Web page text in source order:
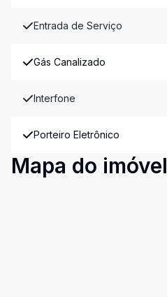
Entrada de Serviço
Gás Canalizado
Interfone
Porteiro Eletrônico
Mapa do imóvel